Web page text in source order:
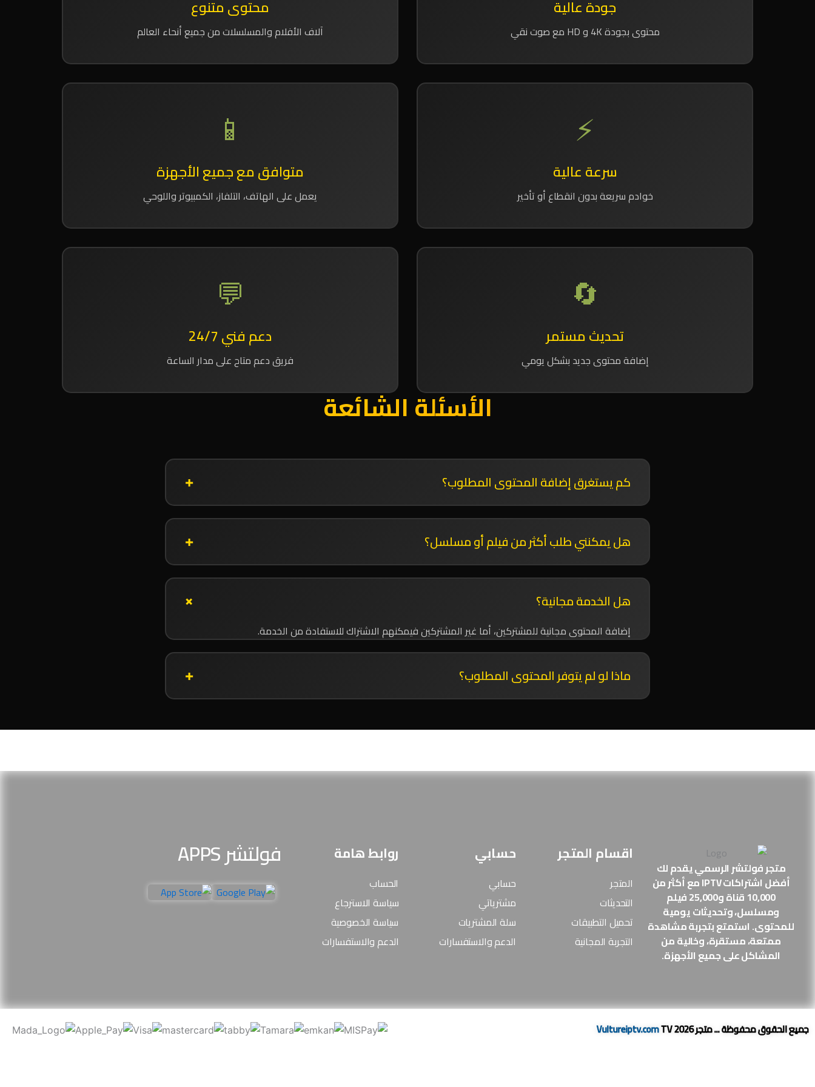
جودة عالية
محتوى بجودة 4K و HD مع صوت نقي
محتوى متنوع
آلاف الأفلام والمسلسلات من جميع أنحاء العالم
⚡
سرعة عالية
خوادم سريعة بدون انقطاع أو تأخير
📱
متوافق مع جميع الأجهزة
يعمل على الهاتف، التلفاز، الكمبيوتر واللوحي
🔄
تحديث مستمر
إضافة محتوى جديد بشكل يومي
💬
دعم فني 24/7
فريق دعم متاح على مدار الساعة
الأسئلة الشائعة
كم يستغرق إضافة المحتوى المطلوب؟ +
عادة ما يستغرق إضافة المحتوى من 24 إلى 72 ساعة حسب توفر المحتوى وجودته.
هل يمكنني طلب أكثر من فيلم أو مسلسل؟ +
نعم، يمكنك إرسال عدة طلبات أو ذكر عدة عناوين في الملاحظات الإضافية.
هل الخدمة مجانية؟ +
إضافة المحتوى مجانية للمشتركين، أما غير المشتركين فيمكنهم الاشتراك للاستفادة من الخدمة.
ماذا لو لم يتوفر المحتوى المطلوب؟ +
سنبذل قصارى جهدنا للحصول على المحتوى، وإذا لم يتوفر سنقترح عليك بدائل مشابهة.
متجر فولتشر الرسمي يقدم لك
أفضل اشتراكات IPTV مع أكثر من
10,000 قناة و25,000 فيلم
ومسلسل، وتحديثات يومية
للمحتوى. استمتع بتجربة مشاهدة
ممتعة، مستقرة، وخالية من
المشاكل على جميع الأجهزة.
اقسام المتجر
المتجر
التحديثات
تحميل التطبيقات
التجربة المجانية
حسابي
حسابي
مشترياتي
سلة المشتريات
الدعم والاستفسارات
روابط هامة
الحساب
سياسة الاسترجاع
سياسة الخصوصية
الدعم والاستفسارات
فولتشر APPS
جميع الحقوق محفوظة ... متجر Vultureiptv.comTV 2026